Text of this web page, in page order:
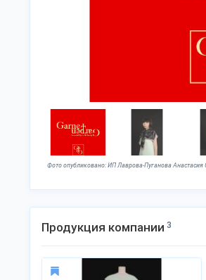
Фото опубликовано: ИП Лаврова-Пуганова
Продукция компании 3